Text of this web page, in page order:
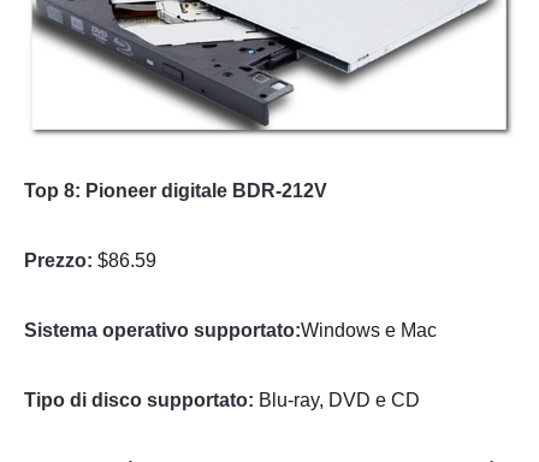
Top 8: Pioneer digitale BDR-212V
Prezzo: $86.59
Sistema operativo supportato:Windows e Mac
Tipo di disco supportato: Blu-ray, DVD e CD